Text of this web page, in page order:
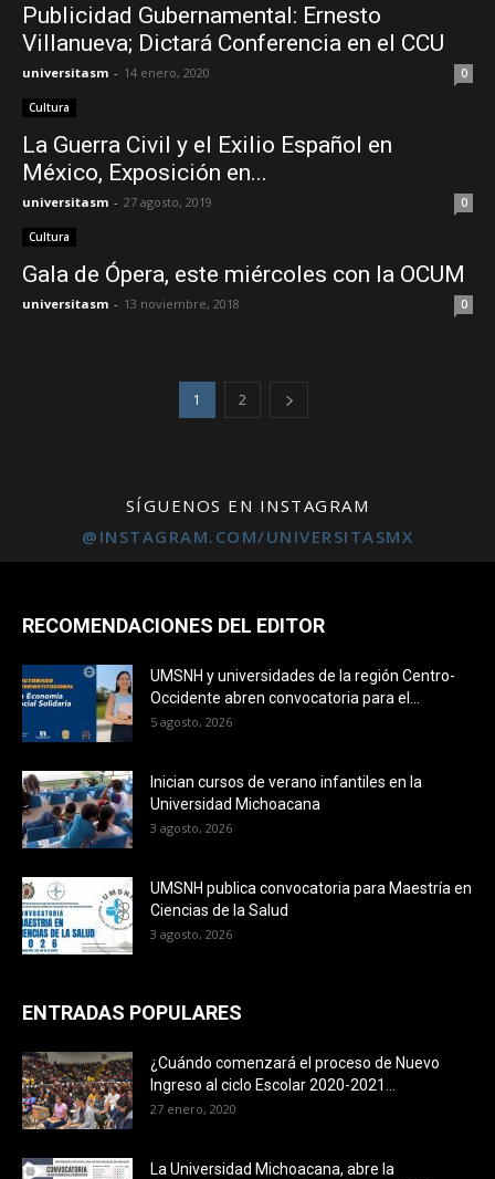
Publicidad Gubernamental: Ernesto
Villanueva; Dictará Conferencia en el CCU
universitasm - 14 enero, 2020 0
Cultura
La Guerra Civil y el Exilio Español en
México, Exposición en...
universitasm - 27 agosto, 2019 0
Cultura
Gala de Ópera, este miércoles con la OCUM
universitasm - 13 noviembre, 2018 0
1 2
SÍGUENOS EN INSTAGRAM
@INSTAGRAM.COM/UNIVERSITASMX
RECOMENDACIONES DEL EDITOR
UMSNH y universidades de la región Centro-
Occidente abren convocatoria para el...
5 agosto, 2026
Inician cursos de verano infantiles en la
Universidad Michoacana
3 agosto, 2026
UMSNH publica convocatoria para Maestría en
Ciencias de la Salud
3 agosto, 2026
ENTRADAS POPULARES
¿Cuándo comenzará el proceso de Nuevo
Ingreso al ciclo Escolar 2020-2021...
27 enero, 2020
La Universidad Michoacana, abre la